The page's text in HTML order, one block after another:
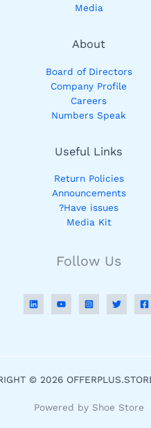
Media
About
Board of Directors
Company Profile
Careers
Numbers Speak
Useful Links
Return Policies
Announcements
Have issues?
Media Kit
Follow Us
© 2026
Powered by Shoe Store